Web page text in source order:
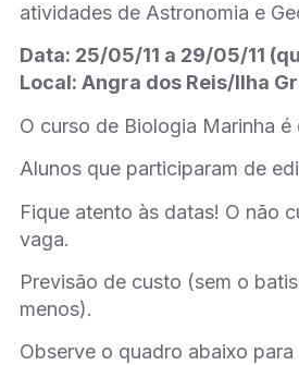
atividades de Astronomia e
Data: 25/05/11 a 29/05/11
Local: Angra dos Reis/Ilha
O curso de Biologia Marinha
Alunos que participaram de
Fique atento às datas! O não
vaga.
Previsão de custo (sem o
menos).
Observe o quadro abaixo